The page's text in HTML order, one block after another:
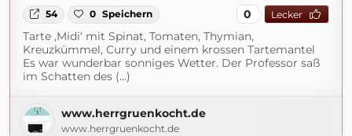
54 0 Speichern 0 Lecker
Tarte ‚Midi‘ mit Spinat, Tomaten, Thymian,
Kreuzkümmel, Curry und einem krossen Tartemantel
Es war wunderbar sonniges Wetter. Der Professor saß
im Schatten des (...)
www.herrgruenkocht.de
www.herrgruenkocht.de